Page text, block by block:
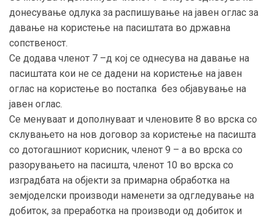
донесување одлука за распишување на јавен оглас за
давање на користење на пасиштата во државна
сопственост.
Се додава членот 7 –д кој се однесува на давање на
пасиштата кои не се дадени на користење на јавен
оглас на користење во постапка без објавување на
јавен оглас.
Се менуваат и дополнуваат и членовите 8 во врска со
склувањето на нов договор за користење на пасишта
со дотогашниот корисник, членот 9 – а во врска со
разорувањето на пасишта, членот 10 во врска со
изградбата на објекти за примарна обработка на
земјоделски производи наменети за одгледување на
добиток, за преработка на производи од добиток и